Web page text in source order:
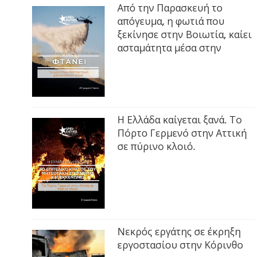
Από την Παρασκευή το
απόγευμα, η φωτιά που
ξεκίνησε στην Βοιωτία, καίει
ασταμάτητα μέσα στην
Η Ελλάδα καίγεται ξανά. Το
Πόρτο Γερμενό στην Αττική
σε πύρινο κλοιό.
Νεκρός εργάτης σε έκρηξη
εργοστασίου στην Κόρινθο